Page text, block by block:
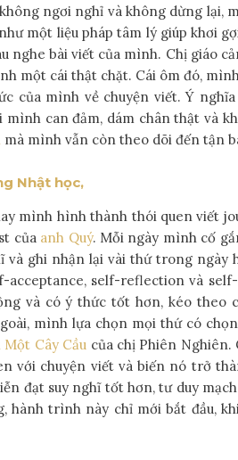
ngơi nghỉ và không dừng lại,
một liệu pháp tâm lý giúp khơi
nghe bài viết của mình. Chị giáo
một cái thật chặt. Cái ôm đó,
của mình về chuyện viết. Ý
mình can đảm, dám chân thật và
mà mình vẫn còn theo dõi đến tận
Nhật học,
mình hình thành thói quen viết
của anh Quý. Mỗi ngày mình cố
và ghi nhận lại vài thứ trong
acceptance, self-reflection và
và có ý thức tốt hơn, kéo
mình lựa chọn mọi thứ có
Một Cây Cầu của chị Phiên Nghiên.
với chuyện viết và biến nó trở
đạt suy nghĩ tốt hơn, tư duy
hành trình này chỉ mới bắt đầu,